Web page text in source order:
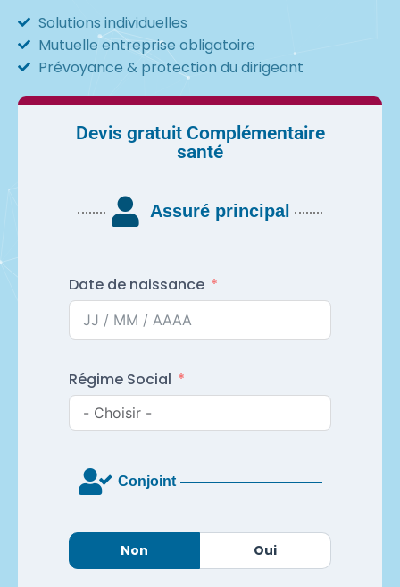
Solutions individuelles
Mutuelle entreprise obligatoire
Prévoyance & protection du dirigeant
Devis gratuit Complémentaire
santé
Assuré principal
Date de naissance
Régime Social
Conjoint
Non Oui